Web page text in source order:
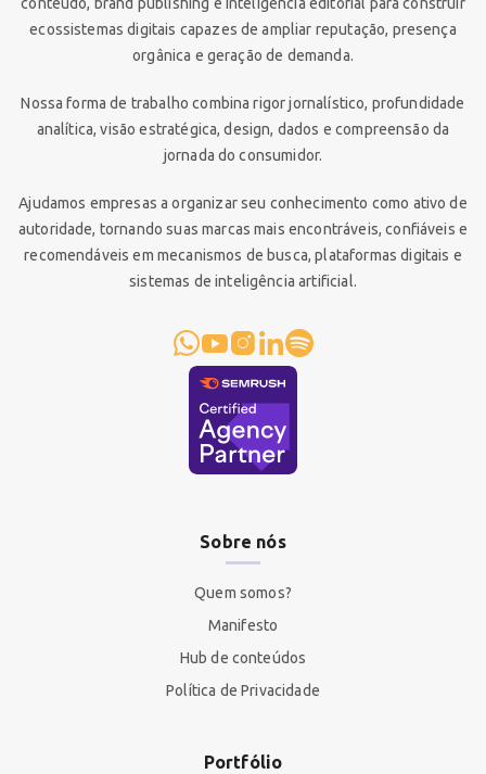
ecossistemas digitais capazes de ampliar reputação, presença
orgânica e geração de demanda.
Nossa forma de trabalho combina rigor jornalístico, profundidade
analítica, visão estratégica, design, dados e compreensão da
jornada do consumidor.
Ajudamos empresas a organizar seu conhecimento como ativo de
autoridade, tornando suas marcas mais encontráveis, confiáveis e
recomendáveis em mecanismos de busca, plataformas digitais e
sistemas de inteligência artificial.
Sobre nós
Quem somos?
Manifesto
Hub de conteúdos
Política de Privacidade
Portfólio